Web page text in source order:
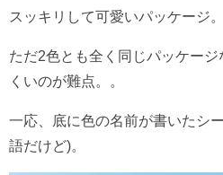
スッキリして可愛いパッケージ。
ただ2色とも全く同じパッケー
くいのが難点。。
一応、底に色の名前が書いたシ
語だけど)。